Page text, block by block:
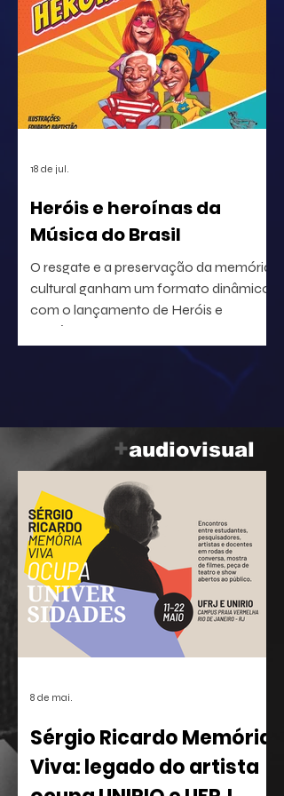
e a distribuição em escala global, a
identificação precisa de ativos musicais
tornou-se a premissa básica para a
correta circulação de rendimentos e
para a segurança jurídica de quem
utiliza o repertório.
Heróis e heroínas da
Música do Brasil
O resgate e a preservação da memória
cultural ganham um formato dinâmico
com o lançamento de Heróis e
heroínas da MPB. O projeto, idealizado
pelo radialista e produtor Geraldo Leite
— integrante do grupo Rumo, nome
Baptistão, propõe uma navegação
interativa pela história da música
popular brasileira.
18 de jul.
+audiovisual
Sérgio Ricardo Memória
Viva: legado do artista
8 de mai.